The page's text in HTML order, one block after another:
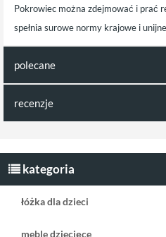
Pokrowiec można zdejmować i prać
spełnia surowe normy krajowe i unijne
polecane
polecamy również
filcowy kwiat Kuba
ecru
recenzje
Napisz pierwszą recenzję jako klient!
kategoria
łóżka dla dzieci
meble dziecięce